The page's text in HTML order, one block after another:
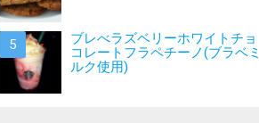
ブレべラズベリーホワイトチョ
コレートフラペチーノ(ブラベミ
ルク使用)